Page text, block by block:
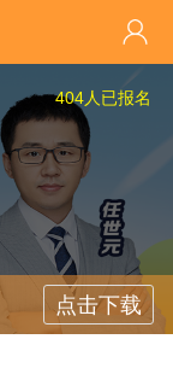
404人已报名
点击下载